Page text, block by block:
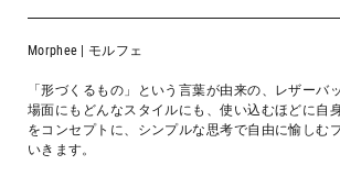
Morphee | モルフェ
「形づくるもの」という言葉が由来の、レザーバ
場面にもどんなスタイルにも、使い込むほどに自
をコンセプトに、シンプルな思考で自由に愉しむ
いきます。